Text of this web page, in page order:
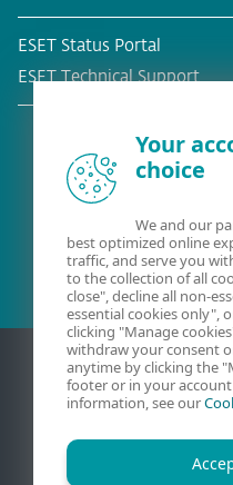
ESET Status Portal
ESET Technical Support
Your
choice
We and our
best optimized online
traffic, and serve you
to the collection of all
close", decline all non-
essential cookies only",
clicking "Manage
withdraw your consent
anytime by clicking the
footer or in your
information, see our